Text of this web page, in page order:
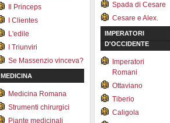
Il Princeps
I Clientes
L'edile
I Triunviri
Se Massenzio vinceva?
MEDICINA
Medicina Romana
Strumenti chirurgici
Piante medicinali
Spada di Cesare
Cesare e Alex.
IMPERATORI
D'OCCIDENTE
Imperatori
Romani
Ottaviano
Tiberio
Caligola